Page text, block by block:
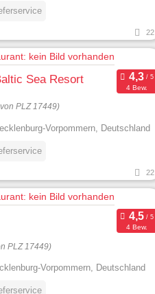
22
Sea Resort
4 Bew.
PLZ 17449)
Vorpommern, Deutschland
22
4 Bew.
PLZ 17449)
Vorpommern, Deutschland